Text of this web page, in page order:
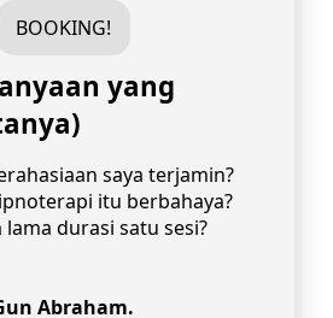
BOOKING!
yang
saya terjamin?
itu berbahaya?
lama durasi satu sesi?
Abraham.